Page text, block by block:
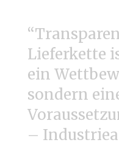
Lieferkette
ein
sondern
–